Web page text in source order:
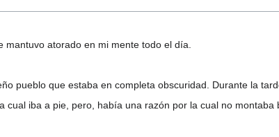
mantuvo atorado en mi mente todo el día.
pueblo que estaba en completa obscuridad. Durante la
cual iba a pie, pero, había una razón por la cual no montaba